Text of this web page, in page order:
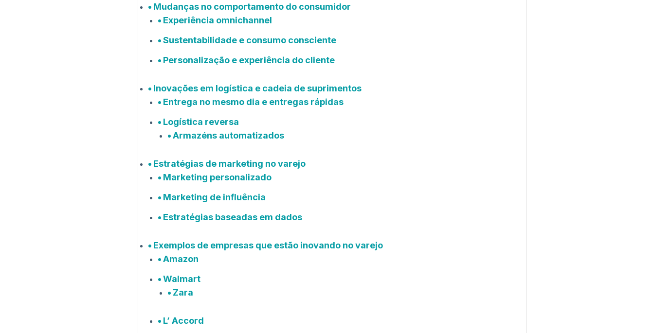
Mudanças no comportamento do consumidor
Experiência omnichannel
Sustentabilidade e consumo consciente
Personalização e experiência do cliente
Inovações em logística e cadeia de suprimentos
Entrega no mesmo dia e entregas rápidas
Logística reversa
Armazéns automatizados
Estratégias de marketing no varejo
Marketing personalizado
Marketing de influência
Estratégias baseadas em dados
Exemplos de empresas que estão inovando no varejo
Amazon
Walmart
Zara
L’ Accord